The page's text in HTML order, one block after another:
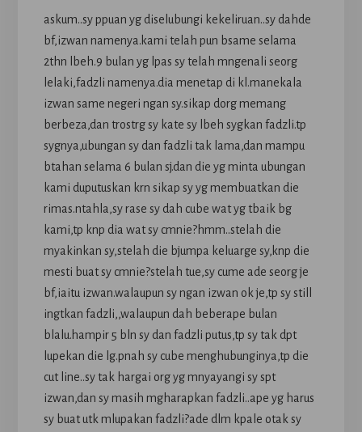
askum..sy ppuan yg diselubungi kekeliruan..sy dahde
bf,izwan namenya.kami telah pun bsame selama
2thn lbeh.9 bulan yg lpas sy telah mngenali seorg
lelaki,fadzli namenya.dia menetap di kl.manekala
izwan same negeri ngan sy.sikap dorg memang
berbeza,dan trostrg sy kate sy lbeh sygkan fadzli.tp
sygnya,ubungan sy dan fadzli tak lama,dan mampu
btahan selama 6 bulan sj.dan die yg minta ubungan
kami duputuskan krn sikap sy yg membuatkan die
rimas.ntahla,sy rase sy dah cube wat yg tbaik bg
kami,tp knp dia wat sy cmnie?hmm..stelah die
myakinkan sy,stelah die bjumpa keluarge sy,knp die
mesti buat sy cmnie?stelah tue,sy cume ade seorg je
bf,iaitu izwan.walaupun sy ngan izwan ok je,tp sy still
ingtkan fadzli,,walaupun dah beberape bulan
blalu.hampir 5 bln sy dan fadzli putus,tp sy tak dpt
lupekan die lg.pnah sy cube menghubunginya,tp die
cut line..sy tak hargai org yg mnyayangi sy spt
izwan,dan sy masih mgharapkan fadzli..ape yg harus
sy buat utk mlupakan fadzli?ade dlm kpale otak sy